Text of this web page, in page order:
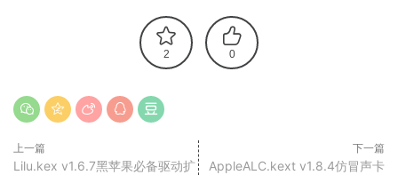
2 0
上一篇
Lilu.kex v1.6.7黑苹果必备驱动扩
下一篇
AppleALC.kext v1.8.4仿冒声卡